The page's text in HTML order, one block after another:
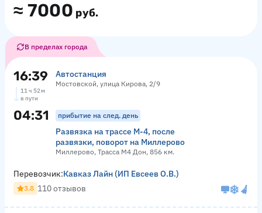
≈ 7000 руб.
В пределах города
16:39 Автостанция
Мостовской, улица Кирова, 2/9
11 ч 52 м
в пути
04:31 прибытие на след. день
Развязка на трассе М-4, после
развязки, поворот на Миллерово
Миллерово, Трасса М4 Дон, 856 км.
Перевозчик:Кавказ Лайн (ИП Евсеев О.В.)
3.8 110 отзывов